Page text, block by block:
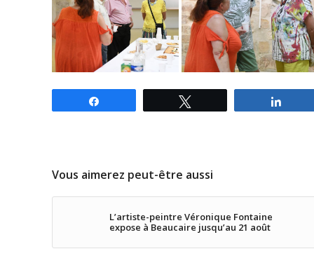
Vous aimerez peut-être aussi
L’artiste-peintre Véronique Fontaine
expose à Beaucaire jusqu’au 21 août